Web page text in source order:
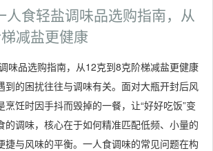
人食轻盐调味品选购指南，从
减盐更健康
味品选购指南，从12克到8克阶梯减盐更健康
到的困扰往往与调味有关。面对大瓶开封后风
烹饪时因手抖而毁掉的一餐，让“好好吃饭”变
的调味，核心在于如何精准匹配低频、小量的
捷与风味的平衡。一人食调味的常见问题在构